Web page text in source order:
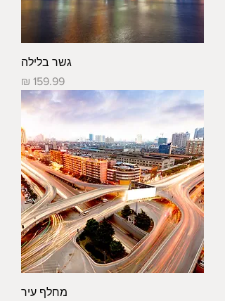
גשר בלילה
מחיר
מחלף עיר